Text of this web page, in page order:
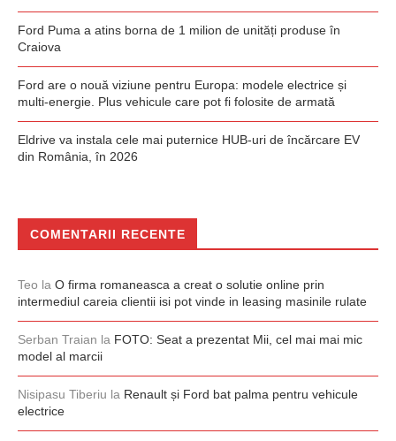
Ford Puma a atins borna de 1 milion de unități produse în
Craiova
Ford are o nouă viziune pentru Europa: modele electrice și
multi-energie. Plus vehicule care pot fi folosite de armată
Eldrive va instala cele mai puternice HUB-uri de încărcare EV
din România, în 2026
COMENTARII RECENTE
Teo la O firma romaneasca a creat o solutie online prin
intermediul careia clientii isi pot vinde in leasing masinile rulate
Serban Traian la FOTO: Seat a prezentat Mii, cel mai mai mic
model al marcii
Nisipasu Tiberiu la Renault și Ford bat palma pentru vehicule
electrice